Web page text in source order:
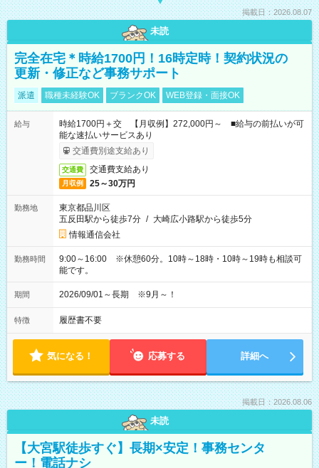
掲載日：2026.08.07
未読
完全在宅＊時給1700円！16時定時！契約状況の
更新・修正など事務サポート
派遣 職種未経験OK ブランクOK WEB登録・面接OK
給与
時給1700円＋交 【月収例】272,000円～ ■給与の前払いが可
能な速払いサービスあり
交通費別途支給あり
交通費 交通費支給あり
月収例 25～30万円
勤務地
東京都品川区
五反田駅から徒歩7分 / 大崎広小路駅から徒歩5分
情報通信会社
勤務時間
9:00～16:00 ※休憩60分。10時～18時・10時～19時も相談可
能です。
期間 2026/09/01～長期 ※9月～！
特徴 履歴書不要
気になる！ 応募する 詳細へ
掲載日：2026.08.06
未読
【大宮駅徒歩すぐ】長期×安定！事務センタ
ー！電話ナシ